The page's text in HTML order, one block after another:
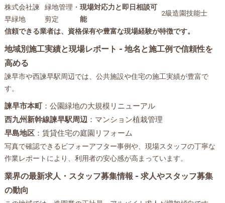
株式会社諫
早緑地
緑地管理・
剪定
現場対応力と即日相談可
能
2級造園技能士
信頼できる業者は、資格保有や豊富な現場経験が特徴です。
地域別施工実績と現場レポート - 地名と施工例で信頼性を
高める
諫早市や西諫早駅周辺では、公共施設や住宅の施工実績が豊富で
す。
諫早市本町：公園緑地の大規模リニューアル
西九州新幹線諫早駅周辺：マンション植栽管理
早島地区：賃貸住宅の庭園リフォーム
写真で確認できるビフォーアフター事例や、現場スタッフの丁寧な
作業レポートにより、利用者の安心感が高まっています。
業界の最新求人・スタッフ募集情報 - 求人やスタッフ募集
の動向